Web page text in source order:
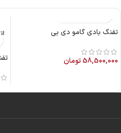
تفنگ بادی گامو دی بی
58,500,000تومان